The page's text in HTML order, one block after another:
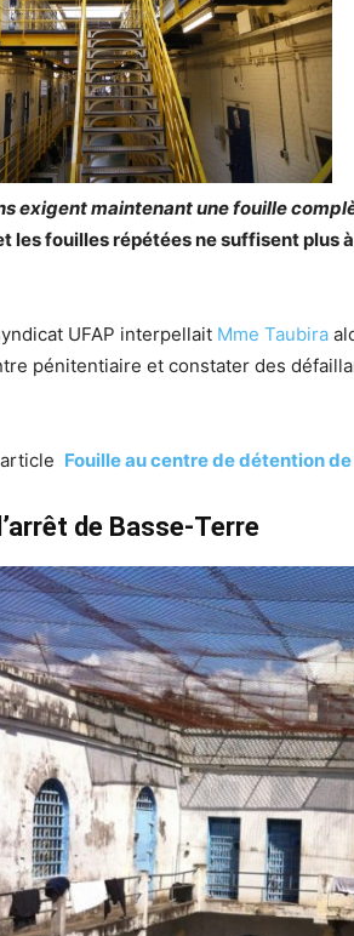
exigent maintenant une fouille
les fouilles répétées ne suffisent plus
UFAP interpellait Mme Taubira
pénitentiaire et constater des
Fouille au centre de détention
de Basse-Terre